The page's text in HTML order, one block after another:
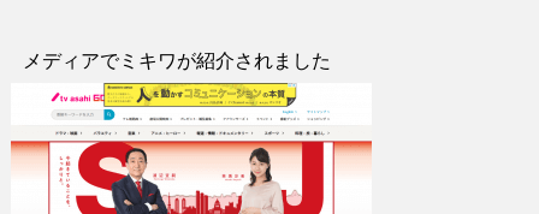
メディアでミキワが紹介されました